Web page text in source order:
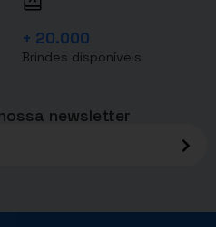
+ 20.000
Brindes disponíveis
newsletter